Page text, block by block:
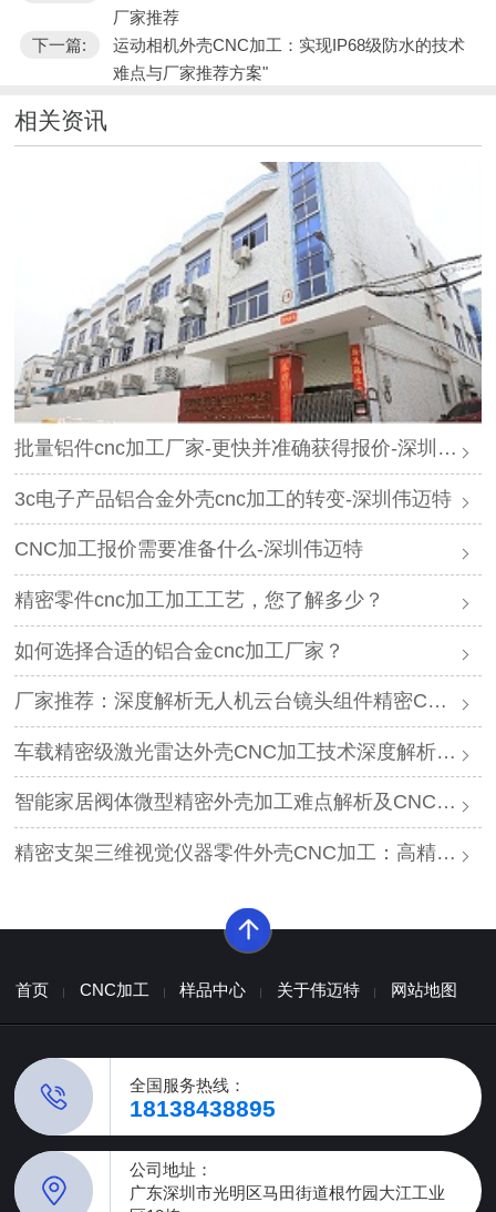
厂家推荐
下一篇:
运动相机外壳CNC加工：实现IP68级防水的技术
难点与厂家推荐方案"
相关资讯
批量铝件cnc加工厂家-更快并准确获得报价-深圳伟迈特
3c电子产品铝合金外壳cnc加工的转变-深圳伟迈特
CNC加工报价需要准备什么-深圳伟迈特
精密零件cnc加工加工工艺，您了解多少？
如何选择合适的铝合金cnc加工厂家？
厂家推荐：深度解析无人机云台镜头组件精密CNC加工的技术难点与全链条解决方案
车载精密级激光雷达外壳CNC加工技术深度解析：工艺难点与厂家推荐方案
智能家居阀体微型精密外壳加工难点解析及CNC厂家推荐
精密支架三维视觉仪器零件外壳CNC加工：高精度与表面工艺厂家推荐
首页 CNC加工 样品中心 关于伟迈特 网站地图
全国服务热线：
18138438895
公司地址：
广东深圳市光明区马田街道根竹园大江工业